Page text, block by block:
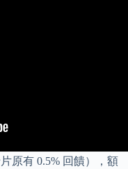
原有 0.5% 回饋），額